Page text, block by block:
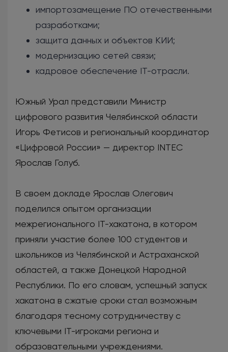
импортозамещение ПО отечественными
разработками;
защита данных и объектов КИИ;
модернизацию сетей связи;
кадровое обеспечение IT-отрасли.
Южный Урал представили Министр
цифрового развития Челябинской области
Игорь Фетисов и региональный координатор
«Цифровой России» — директор INTEC
Ярослав Голуб.
В своем докладе Ярослав Олегович
поделился опытом организации
межрегионального IT-хакатона, в котором
приняли участие более 100 студентов и
школьников из Челябинской и Астраханской
областей, а также Донецкой Народной
Республики. По его словам, успешный запуск
хакатона в сжатые сроки стал возможным
благодаря тесному сотрудничеству с
ключевыми IT-игроками региона и
образовательными учреждениями.